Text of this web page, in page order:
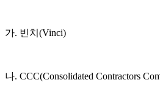
가. 빈치(Vinci)
나. CCC(Consolidated Contractors